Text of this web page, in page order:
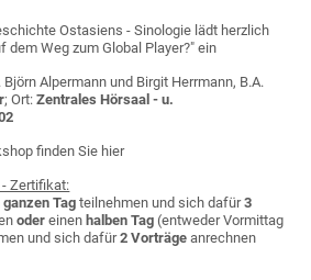
Ostasiens - Sinologie lädt herzlich
dem Weg zum Global Player?" ein
Alpermann und Birgit Herrmann, B.A.
; Ort:Zentrales Hörsaal - u.
finden Sie hier
- Zertifikat:
ganzen Tag teilnehmen und sich dafür3
oder einen halben Tag (entweder Vormittag
und sich dafür2 Vorträge anrechnen